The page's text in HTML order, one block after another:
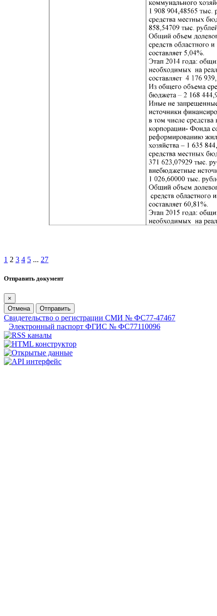
1 2 3 4 5 ... 27
Отправить документ
×
Отмена
Отправить
Свидетельство о регистрации СМИ № ФС77-47467
Электронный паспорт ФГИС № ФС77110096